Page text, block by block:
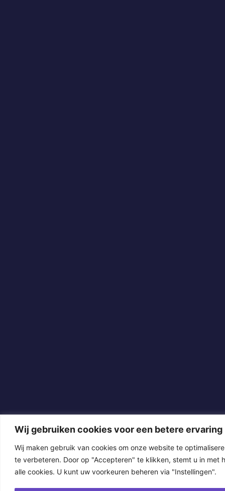
Wij gebruiken cookies voor een betere ervaring
Wij maken gebruik van cookies om onze website te
te verbeteren. Door op "Accepteren" te klikken, stemt u in met
alle cookies. U kunt uw voorkeuren beheren via "Instellingen".